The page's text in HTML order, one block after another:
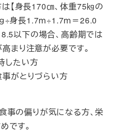
は【身長170㎝、体重75㎏の
÷身長1.7ｍ÷1.7ｍ＝26.0
以下の場合、高齢期では
まり注意が必要です。
したい方
がとりづらい方
事の偏りが気になる方、栄
です。